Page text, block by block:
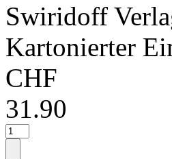
Swiridoff
Kartonierter
CHF
31.90